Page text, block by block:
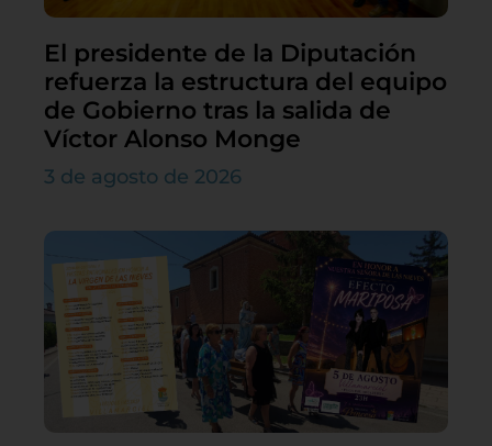
El presidente de la Diputación
refuerza la estructura del equipo
de Gobierno tras la salida de
Víctor Alonso Monge
3 de agosto de 2026